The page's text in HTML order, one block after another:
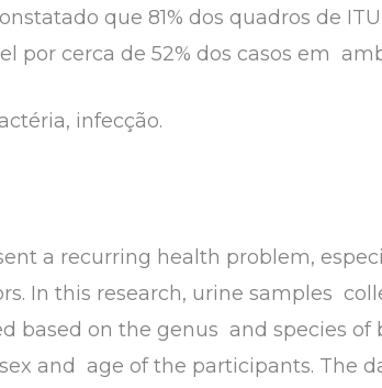
que 81% dos quadros de
por cerca de 52% dos casos em
infecção.
a recurring health problem,
In this research, urine samples
based on the genus and species
and age of the participants. The